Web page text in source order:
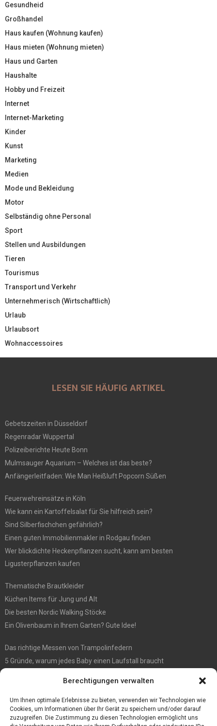
Berechtigungen verwalten
Um Ihnen optimale Erlebnisse zu bieten, verwenden wir Technologien wie
Cookies, um Informationen über Ihr Gerät zu speichern und/oder darauf
zuzugreifen. Die Zustimmung zu diesen Technologien ermöglicht uns
Gesundheid
Großhandel
Haus kaufen (Wohnung kaufen)
Haus mieten (Wohnung mieten)
Haus und Garten
Haushalte
Hobby und Freizeit
Internet
Internet-Marketing
Kinder
Kunst
Marketing
Medien
Mode und Bekleidung
Motor
Selbständig ohne Personal
Sport
Stellen und Ausbildungen
Tieren
Tourismus
Transport und Verkehr
Unternehmerisch (Wirtschaftlich)
Urlaub
Urlaubsort
Wohnaccessoires
LESEN SIE HÄUFIG ARTIKEL
Gebetszeiten in Düsseldorf
Regenradar Wuppertal
Polizeiberichte Heute Bonn
Mulmsauger Aquarium – Welches ist das beste?
Anfängerleitfaden: Wie Man Heißluft Popcorn Süßen
Feuerwehreinsätze in Köln
Wie kann ein Kartoffelsalat für Sie hilfreich sein?
Sind Silberfischchen gefährlich?
Einen guten Immobilienmakler in Rodgau finden
Wer blickdichte Heckenpflanzen sucht, kann am besten
Ligusterpflanzen kaufen
Thematische Brautkleider
Küchen Items für Jung und Alt
Die besten Nordic Walking Stöcke
Ein Olivenbaum in Ihrem Garten? Gute Idee!
Das richtige Messen von Trampolinfedern
5 Gründe, warum jedes Baby einen Laufstall braucht
Die automatisierte Sackentleerung bringt zahlreiche Vorteile mit
sich